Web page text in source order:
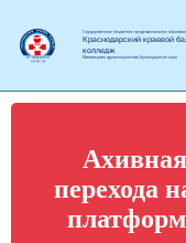
Государственное бюджетное профессиональное
Краснодарский краевой
колледж
Министерства здравоохранения Краснодарского края
перехода